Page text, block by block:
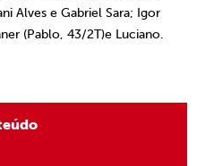
Alves e Gabriel Sara; Igor
(Pablo, 43/2T)e Luciano.